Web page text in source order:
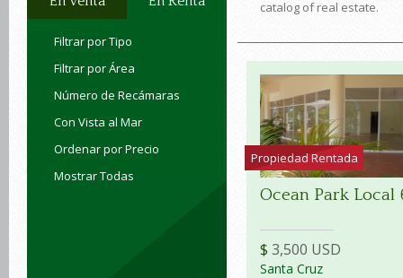
Filtrar por Tipo
Filtrar por Área
Número de Recámaras
Con Vista al Mar
Ordenar por Precio
Mostrar Todas
catalog of real estate.
Propiedad Rentada
Ocean Park Local
$ 3,500 USD
Santa Cruz